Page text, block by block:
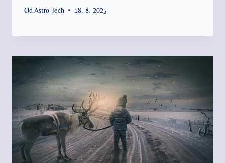
Od Astro Tech 18. 8. 2025